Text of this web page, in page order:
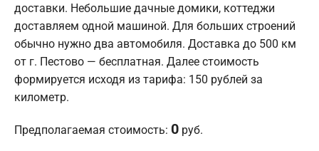
доставки. Небольшие дачные домики, коттеджи
доставляем одной машиной. Для больших строений
обычно нужно два автомобиля. Доставка до 500 км
от г. Пестово — бесплатная. Далее стоимость
формируется исходя из тарифа: 150 рублей за
километр.
Предполагаемая стоимость: 0 руб.